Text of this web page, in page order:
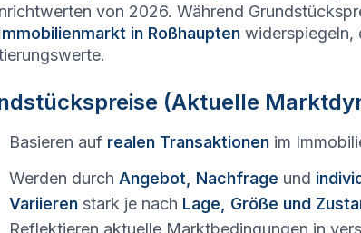
von 2026. Während
in Roßhaupten widerspiegeln,
(Aktuelle
Basieren auf realen Transaktionen im
Werden durch Angebot, Nachfrage und
Variieren stark je nach Lage, Größe und
Reflektieren aktuelle Marktbedingungen in